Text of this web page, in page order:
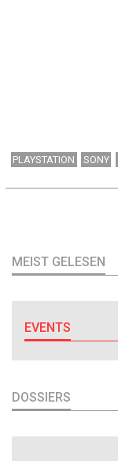
PLAYSTATION SONY
MEIST GELESEN
EVENTS
DOSSIERS